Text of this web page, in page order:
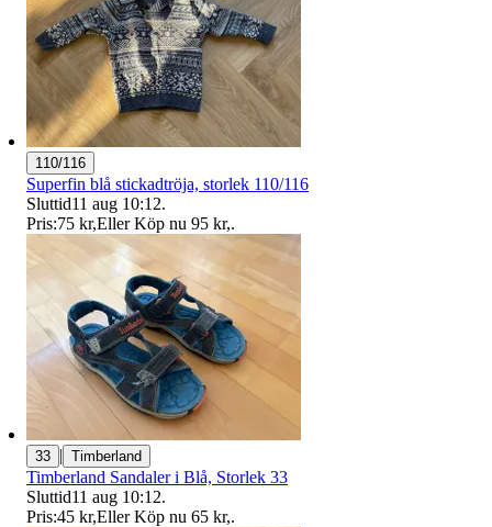
110/116
Superfin blå stickadtröja, storlek 110/116
Sluttid11 aug 10:12.
Pris:75 kr,Eller Köp nu 95 kr,.
33 | Timberland
Timberland Sandaler i Blå, Storlek 33
Sluttid11 aug 10:12.
Pris:45 kr,Eller Köp nu 65 kr,.